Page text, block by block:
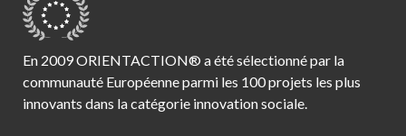
En 2009 ORIENTACTION® a été sélectionné par la
communauté Européenne parmi les 100 projets les plus
innovants dans la catégorie innovation sociale.